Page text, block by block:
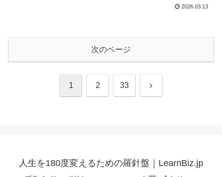
2026.03.13
次のページ
1 2 33 次
人生を180度変えるための羅針盤｜LearnBiz.jp